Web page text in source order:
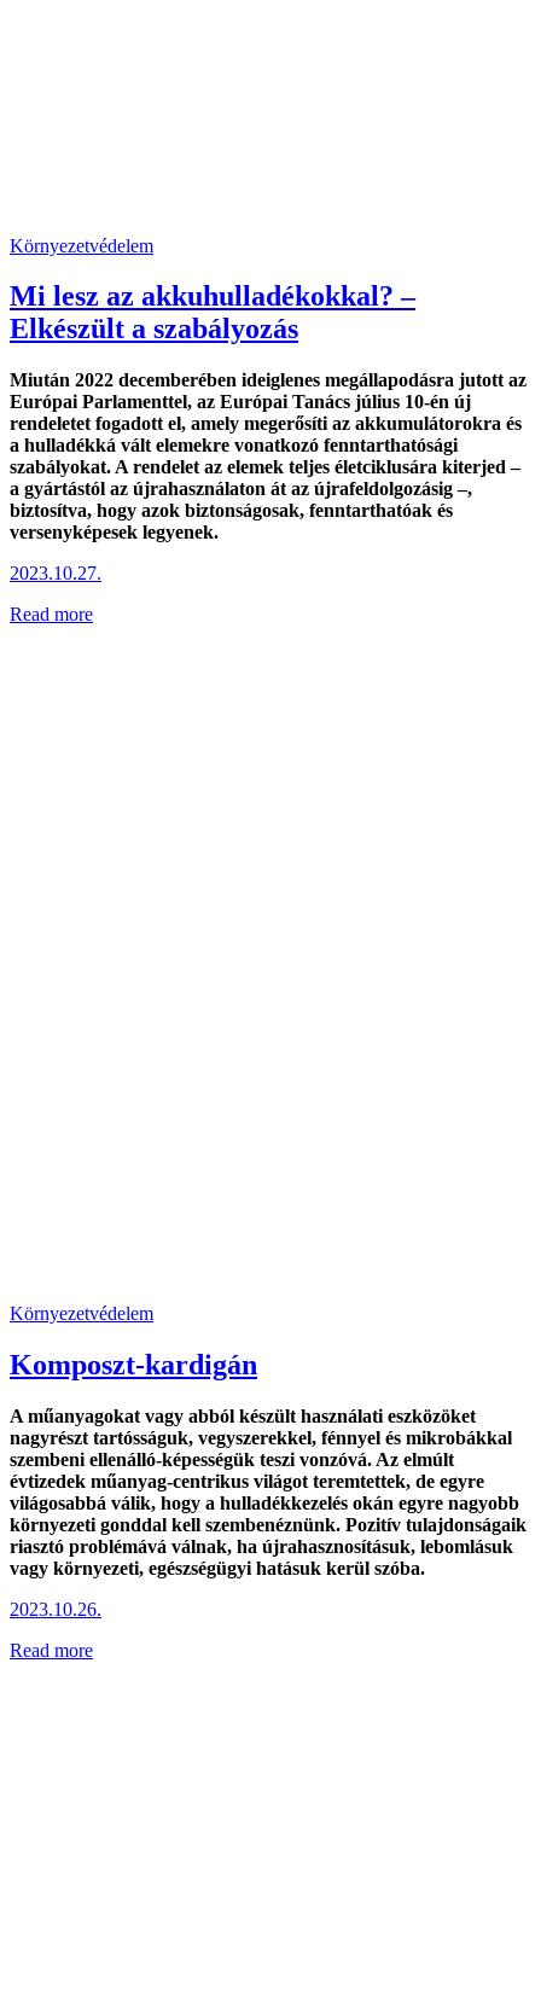
Környezetvédelem
Mi lesz az akkuhulladékokkal? –
Elkészült a szabályozás
Miután 2022 decemberében ideiglenes megállapodásra jutott az
Európai Parlamenttel, az Európai Tanács július 10-én új
rendeletet fogadott el, amely megerősíti az akkumulátorokra és
a hulladékká vált elemekre vonatkozó fenntarthatósági
szabályokat. A rendelet az elemek teljes életciklusára kiterjed –
a gyártástól az újrahasználaton át az újrafeldolgozásig –,
biztosítva, hogy azok biztonságosak, fenntarthatóak és
versenyképesek legyenek.
2023.10.27.
Read more
Környezetvédelem
Komposzt-kardigán
A műanyagokat vagy abból készült használati eszközöket
nagyrészt tartósságuk, vegyszerekkel, fénnyel és mikrobákkal
szembeni ellenálló-képességük teszi vonzóvá. Az elmúlt
évtizedek műanyag-centrikus világot teremtettek, de egyre
világosabbá válik, hogy a hulladékkezelés okán egyre nagyobb
környezeti gonddal kell szembenéznünk. Pozitív tulajdonságaik
riasztó problémává válnak, ha újrahasznosításuk, lebomlásuk
vagy környezeti, egészségügyi hatásuk kerül szóba.
2023.10.26.
Read more